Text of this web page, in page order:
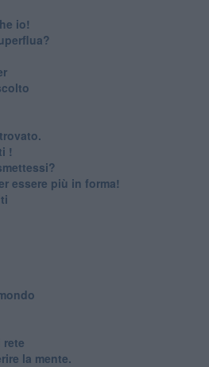
io!
!
essere più in forma!
rete
la mente.